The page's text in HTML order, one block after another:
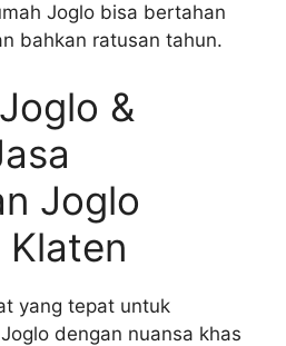
Joglo bisa bertahan
bahkan ratusan tahun.
&
Joglo
yang tepat untuk
dengan nuansa khas